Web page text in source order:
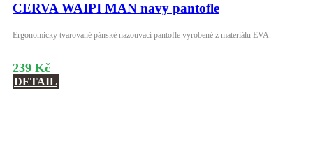
CERVA WAIPI MAN navy pantofle
Ergonomicky tvarované pánské nazouvací pantofle vyrobené z materiálu EVA.
239 Kč
DETAIL